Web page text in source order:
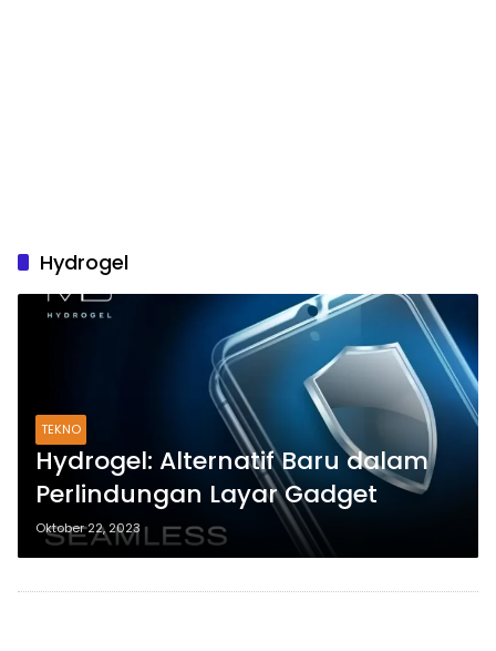
Hydrogel
TEKNO
Hydrogel: Alternatif Baru dalam
Perlindungan Layar Gadget
Oktober 22, 2023